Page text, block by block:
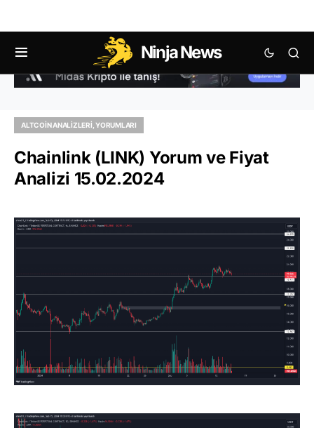
Ninja News
ALTCOIN ANALIZLERI, YORUMLARI
Chainlink (LINK) Yorum ve Fiyat
Analizi 15.02.2024